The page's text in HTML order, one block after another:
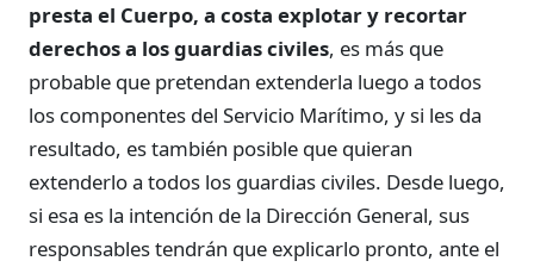
presta el Cuerpo, a costa explotar y recortar
derechos a los guardias civiles, es más que
probable que pretendan extenderla luego a todos
los componentes del Servicio Marítimo, y si les da
resultado, es también posible que quieran
extenderlo a todos los guardias civiles. Desde luego,
si esa es la intención de la Dirección General, sus
responsables tendrán que explicarlo pronto, ante el